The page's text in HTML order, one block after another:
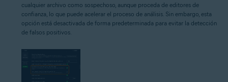
cualquier archivo como sospechoso, aunque proceda de editores de
confianza, lo que puede acelerar el proceso de análisis. Sin embargo, esta
opción está desactivada de forma predeterminada para evitar la detección
de falsos positivos.